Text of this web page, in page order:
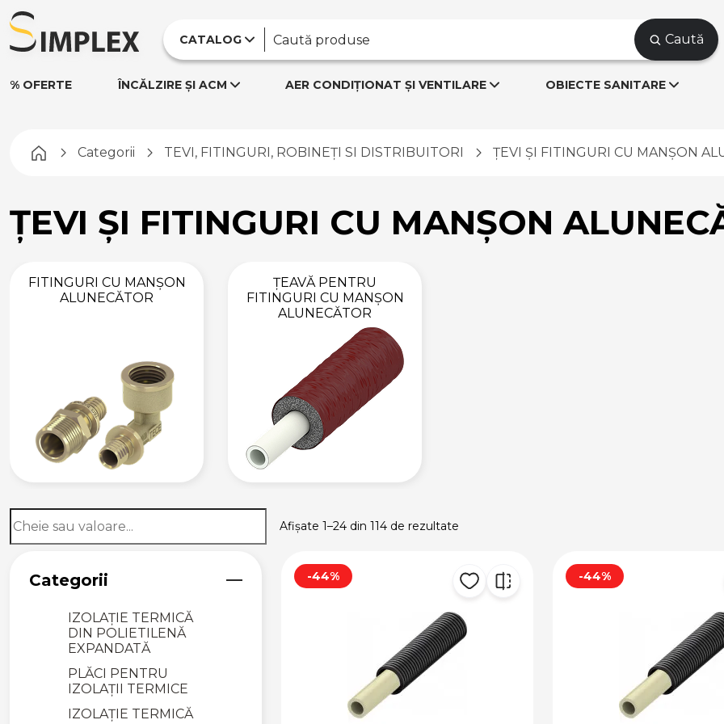
CATALOG Caută
% OFERTE ÎNCĂLZIRE ȘI ACM AER CONDIȚIONAT ȘI VENTILARE OBIECTE SANITARE
Pagina principală
Categorii TEVI, FITINGURI, ROBINEȚI SI DISTRIBUITORI ȚEVI ȘI FITINGURI CU MANȘON
ȚEVI ȘI FITINGURI CU MANȘON
FITINGURI CU MANȘON
ALUNECĂTOR
ȚEAVĂ PENTRU
FITINGURI CU MANȘON
ALUNECĂTOR
Afișate 1–24 din 114 de rezultate
Categorii
TEVI, FITINGURI,
ROBINEȚI SI
DISTRIBUITORI,
ROBINEȚI
RACORDURI
FLEXIBILE
ROBINEȚI
RACORDURI
FLEXIBILE
SUPAPE DE SENS ȘI
SUPAPĂ DE SENS
ÎNTRE FLANȘE
IZOLAȚII
IZOLAȚIE TERMICĂ
DIN POLIETILENĂ
EXPANDATĂ
PLĂCI PENTRU
IZOLAȚII TERMICE
IZOLAȚIE TERMICĂ
-44% -44%